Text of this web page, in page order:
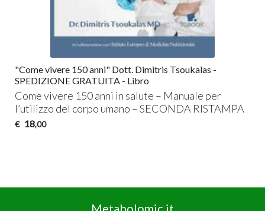
"Come vivere 150 anni" Dott. Dimitris Tsoukalas -
SPEDIZIONE GRATUITA - Libro
Come vivere 150 anni in salute – Manuale per
l’utilizzo del corpo umano –SECONDA RISTAMPA
€ 18,00
Metabolomic.it